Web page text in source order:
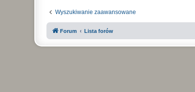
Wyszukiwanie zaawansowane
Forum Lista forów